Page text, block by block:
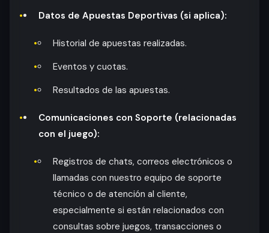
Datos de Apuestas Deportivas (si aplica):
Historial de apuestas realizadas.
Eventos y cuotas.
Resultados de las apuestas.
Comunicaciones con Soporte (relacionadas
con el juego):
Registros de chats, correos electrónicos o
llamadas con nuestro equipo de soporte
técnico o de atención al cliente,
especialmente si están relacionados con
consultas sobre juegos, transacciones o